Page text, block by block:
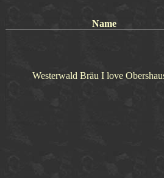
Name
Westerwald Bräu I love